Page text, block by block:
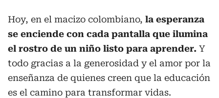
Hoy, en el macizo colombiano, la esperanza
se enciende con cada pantalla que ilumina
el rostro de un niño listo para aprender. Y
todo gracias a la generosidad y el amor por la
enseñanza de quienes creen que la educación
es el camino para transformar vidas.